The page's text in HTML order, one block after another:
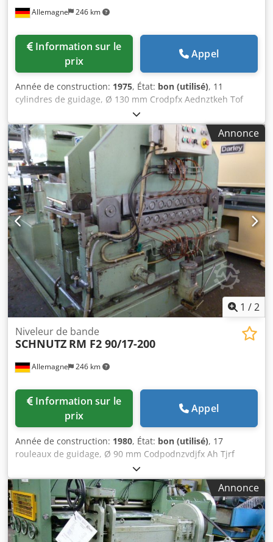
Allemagne 246 km
prix
Appel
Année de construction: 1975, État: bon (utilisé), 11
cylindres de guidage, Ø 130 mm Crodpfx Aednztkeh Tof
Largeur de la bande : max. 1 900 mm Épaisseur de la
bande : max. 10 mm
Annonce
1 /2
Allemagne 246 km
Niveleur de bande
SCHNUTZ RM F2 90/17-200
prix
Appel
Année de construction: 1980, État: bon (utilisé), 17
rouleaux de guidage, Ø 90 mm Codpodnzvdjfx Ah Tjrf
Largeur de la bande : 50 - 200 (250) mm Épaisseur de la
bande : 2 - 10 mm
Annonce